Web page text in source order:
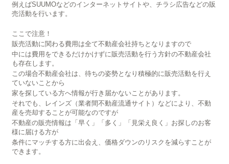
例えばSUUMOなどのインターネットサイトや、チラシ広告などの販
売活動を行います。
ここで注意！
販売活動に関わる費用は全て不動産会社持ちとなりますので
中には費用をできるだけかけずに販売活動を行う方針の不動産会社
も存在します。
この場合不動産会社は、待ちの姿勢となり積極的に販売活動を行え
ていないことから
家を探している方へ情報が行き届かないことがあります。
それでも、レインズ（業者間不動産流通サイト）などにより、不動
産を売却することが可能なのですが
不動産の販売情報は「早く」「多く」「見栄え良く」お探しのお客
様に届ける方が
条件にマッチする方に出会え、価格ダウンのリスクを減らすことが
できます。